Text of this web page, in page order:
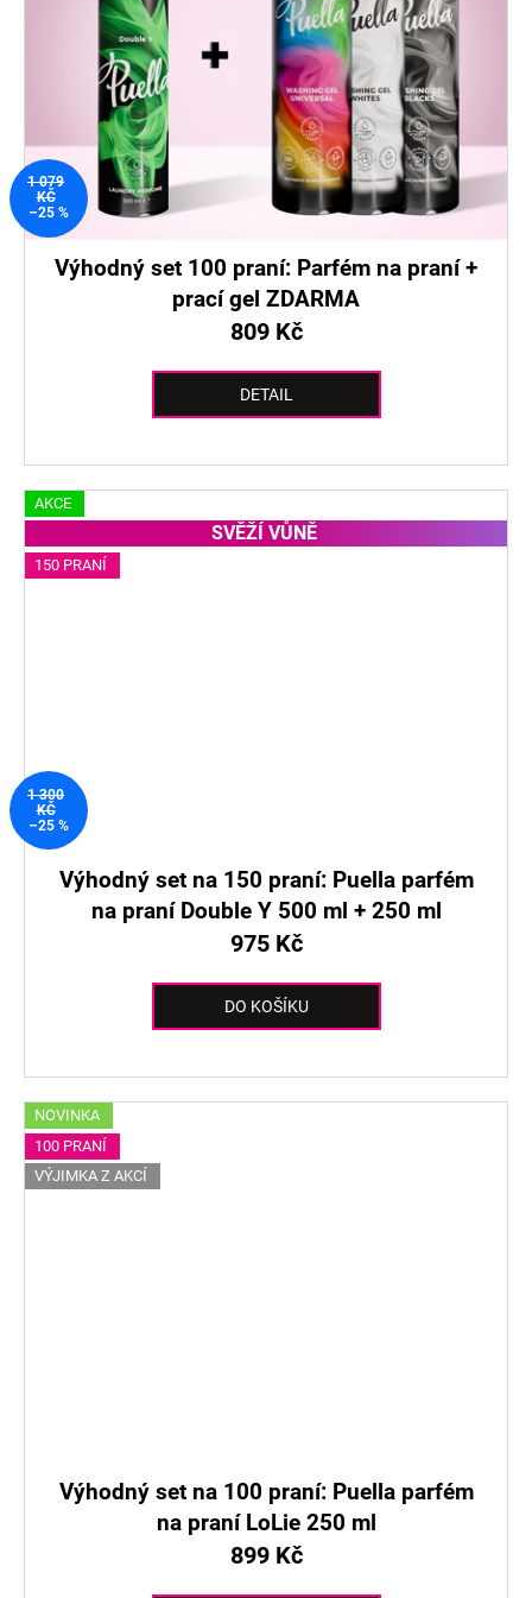
1 079
KČ
–25 %
Výhodný set 100 praní: Parfém na praní +
prací gel ZDARMA
809 Kč
DETAIL
AKCE
SVĚŽÍ VŮNĚ
150 PRANÍ
1 300
KČ
–25 %
Výhodný set na 150 praní: Puella parfém
na praní Double Y 500 ml + 250 ml
975 Kč
DO KOŠÍKU
NOVINKA
100 PRANÍ
VÝJIMKA Z AKCÍ
Výhodný set na 100 praní: Puella parfém
na praní LoLie 250 ml
899 Kč